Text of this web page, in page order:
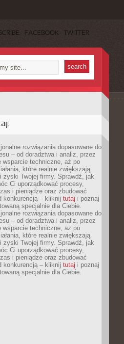
FACEBOOK TWITTER
rozwiązania dopasowane do
– od doradztwa i analiz, przez
wsparcie techniczne, aż po
które realnie zwiększają
zyski Twojej firmy. Sprawdź, jak
Ci uporządkować procesy,
i pieniądze oraz zbudować
konkurencją – kliknij tutaj i poznaj
specjalnie dla Ciebie.
rozwiązania dopasowane do
– od doradztwa i analiz, przez
wsparcie techniczne, aż po
które realnie zwiększają
zyski Twojej firmy. Sprawdź, jak
Ci uporządkować procesy,
i pieniądze oraz zbudować
konkurencją – kliknij tutaj i poznaj
specjalnie dla Ciebie.